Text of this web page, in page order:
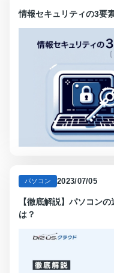
情報セキュリティの3要
パソコン 2023/07/05
【徹底解説】パソコン
は？